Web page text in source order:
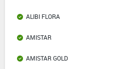
ALIBI FLORA
AMISTAR
AMISTAR GOLD